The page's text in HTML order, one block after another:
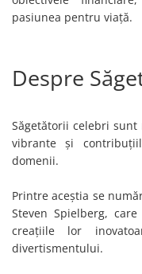
pasiunea pentru viață.
Despre
Săgetătorii celebri
vibrante și
domenii.
Printre aceștia se
Steven Spielberg,
creațiile lor
divertismentului.